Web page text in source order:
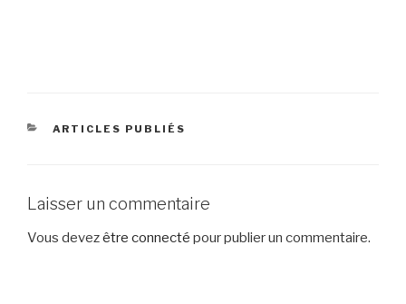
CATÉGORIES
ARTICLES PUBLIÉS
Laisser un commentaire
Vous devezêtre connecté pour publier un commentaire.